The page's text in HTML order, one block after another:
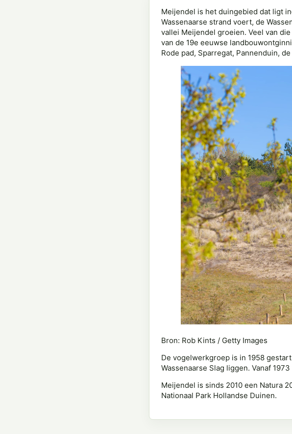
Meijendel is het duingebied dat ligt
Wassenaarse strand voert, de
vallei Meijendel groeien. Veel van
van de 19e eeuwse
Rode pad, Sparregat, Pannenduin,
Bron: Rob Kints / Getty Images
De vogelwerkgroep is in 1958
Wassenaarse Slag liggen. Vanaf
Meijendel is sinds 2010 een Natura
Nationaal Park Hollandse Duinen.